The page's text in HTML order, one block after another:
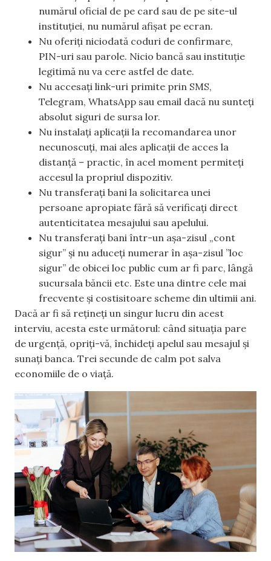
numărul oficial de pe card sau de pe site-ul
instituției, nu numărul afișat pe ecran.
Nu oferiți niciodată coduri de confirmare,
PIN-uri sau parole. Nicio bancă sau instituție
legitimă nu va cere astfel de date.
Nu accesați link-uri primite prin SMS,
Telegram, WhatsApp sau email dacă nu sunteți
absolut siguri de sursa lor.
Nu instalați aplicații la recomandarea unor
necunoscuți, mai ales aplicații de acces la
distanță – practic, în acel moment permiteți
accesul la propriul dispozitiv.
Nu transferați bani la solicitarea unei
persoane apropiate fără să verificați direct
autenticitatea mesajului sau apelului.
Nu transferați bani într-un așa-zisul „cont
sigur” și nu aduceți numerar în așa-zisul ”loc
sigur” de obicei loc public cum ar fi parc, lângă
sucursala băncii etc. Este una dintre cele mai
frecvente și costisitoare scheme din ultimii ani.
Dacă ar fi să rețineți un singur lucru din acest
interviu, acesta este următorul: când situația pare
de urgență, opriți-vă, închideți apelul sau mesajul și
sunați banca. Trei secunde de calm pot salva
economiile de o viață.